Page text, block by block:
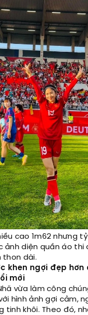
cao 1m62 nhưng
ảnh diện quần áo thi
thon dài.
khen ngợi đẹp hơn
mới
vừa làm công
hình ảnh gợi cảm,
tinh khôi. Theo đó,